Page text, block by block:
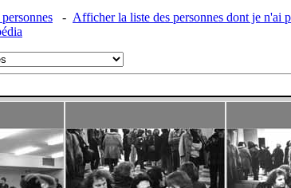
- Afficher la liste des personnes dont je n'ai